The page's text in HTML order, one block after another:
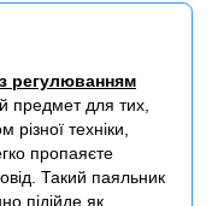
регулюванням
предмет для тих,
техніки,
пропаяєте
Такий паяльник
підійде як